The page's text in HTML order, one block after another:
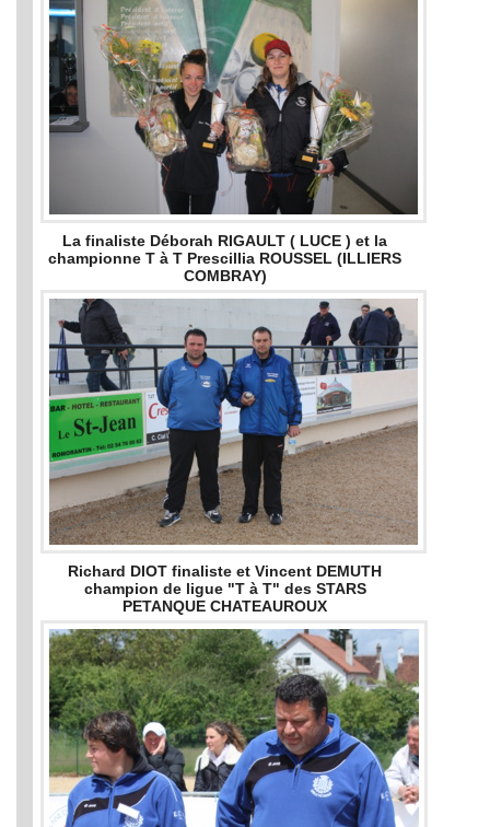
La finaliste Déborah RIGAULT ( LUCE ) et la
championne T à T Prescillia ROUSSEL (ILLIERS
COMBRAY)
Richard DIOT finaliste et Vincent DEMUTH
champion de ligue "T à T" des STARS
PETANQUE CHATEAUROUX